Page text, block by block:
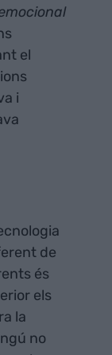
el
i
de
és
els
la
no